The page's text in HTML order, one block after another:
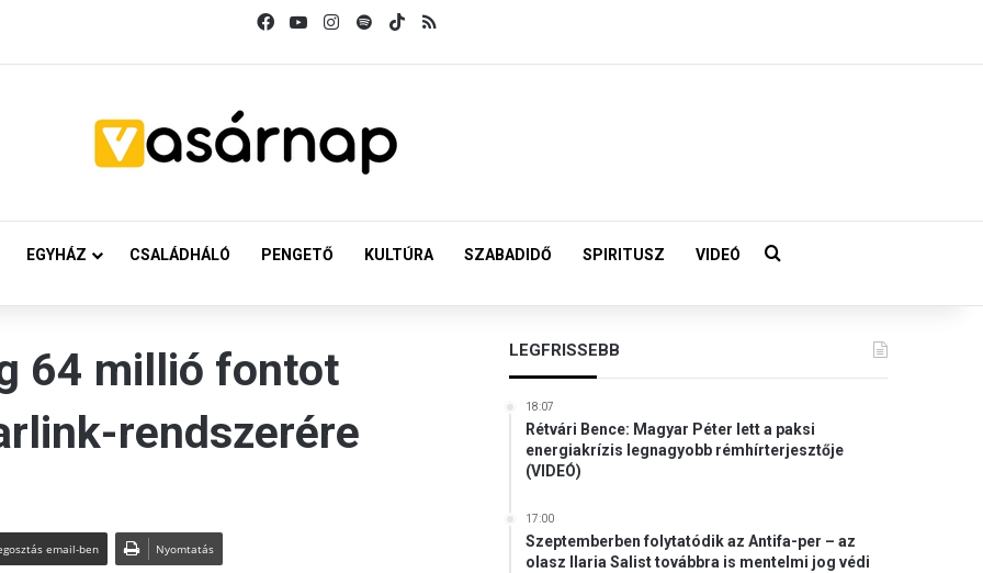
FacebookYouTubeInstagram
SpotifyTikTok
EGYHÁZ CSALÁDHÁLÓ PENGETŐ KULTÚRA SZABADIDŐ SPIRITUSZ VIDEÓ Keresés:
64 millió fontot
rendszerére
email-ben Nyomtatás
LEGFRISSEBB
18:07
Rétvári Bence: Magyar Péter lett a paksi
energiakrízis legnagyobb rémhírterjesztője
(VIDEÓ)
17:00
Szeptemberben folytatódik az Antifa-per – az
olasz Ilaria Salist továbbra is mentelmi jog védi